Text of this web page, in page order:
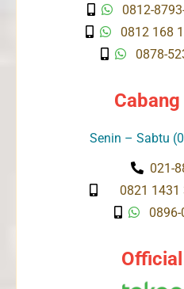
0812-
0812 168
0878-
Senin – Sabtu
021-
0821 1431